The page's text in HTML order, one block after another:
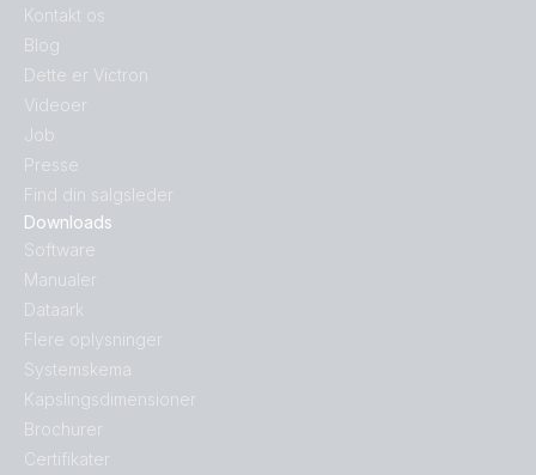
Downloads
Software
Manualer
Dataark
Flere oplysninger
Systemskema
Kapslingsdimensioner
Brochurer
Certifikater
Kontakt os
Blog
Dette er Victron
Videoer
Job
Presse
Find din salgsleder